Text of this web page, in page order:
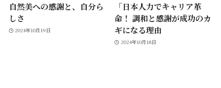
自然美への感謝と、自分ら
しさ
2024年10月19日
「日本人力でキャリア革
命！ 調和と感謝が成功のカ
ギになる理由
2024年10月18日